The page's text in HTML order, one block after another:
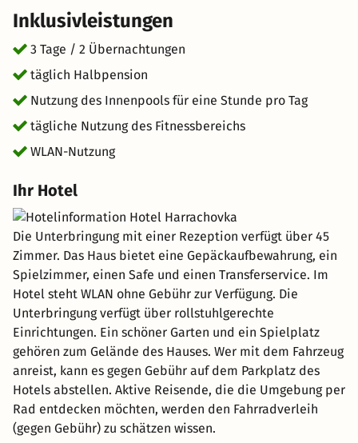
verwöhnen. Freuen Sie sich auf hervorragenden Service
und eine erholsame Atmosphäre bei Ihrem Urlaub in der
Natur. kurz-mal-weg.de wünscht Ihnen einen tollen
Aufenthalt im schönen Harrachov.
Inklusivleistungen
3 Tage / 2 Übernachtungen
täglich Halbpension
Nutzung des Innenpools für eine Stunde pro Tag
tägliche Nutzung des Fitnessbereichs
WLAN-Nutzung
Ihr Hotel
Die Unterbringung mit einer Rezeption verfügt über 45
Zimmer. Das Haus bietet eine Gepäckaufbewahrung, ein
Spielzimmer, einen Safe und einen Transferservice. Im
Hotel steht WLAN ohne Gebühr zur Verfügung. Die
Unterbringung verfügt über rollstuhlgerechte
Einrichtungen. Ein schöner Garten und ein Spielplatz
gehören zum Gelände des Hauses. Wer mit dem Fahrzeug
anreist, kann es gegen Gebühr auf dem Parkplatz des
Hotels abstellen. Aktive Reisende, die die Umgebung per
Rad entdecken möchten, werden den Fahrradverleih
(gegen Gebühr) zu schätzen wissen.